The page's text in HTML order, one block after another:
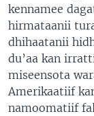
kennamee
hirmataanii
dhihaatanii
du’aa kan
miseensota
Amerikaatiif
namoomatiif